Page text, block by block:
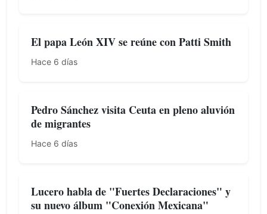
El papa León XIV se reúne con Patti Smith
Hace 6 días
Pedro Sánchez visita Ceuta en pleno aluvión
de migrantes
Hace 6 días
Lucero habla de "Fuertes Declaraciones" y
su nuevo álbum "Conexión Mexicana"